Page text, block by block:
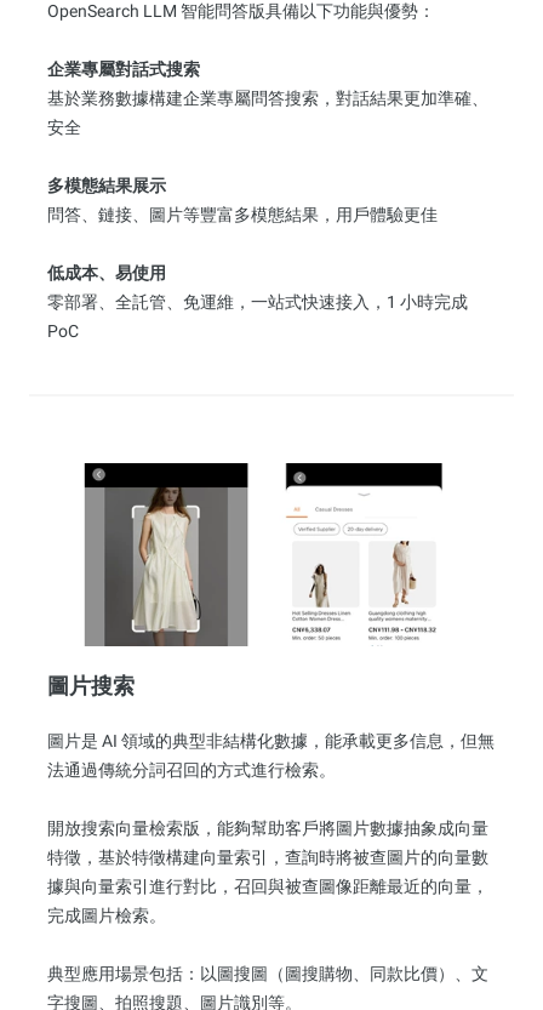
OpenSearch LLM 智能問答版具備以下功能與優勢：
企業專屬對話式搜索
基於業務數據構建企業專屬問答搜索，對話結果更加準確、
安全
多模態結果展示
問答、鏈接、圖片等豐富多模態結果，用戶體驗更佳
低成本、易使用
零部署、全託管、免運維，一站式快速接入，1 小時完成
PoC
圖片搜索
圖片是 AI 領域的典型非結構化數據，能承載更多信息，但無
法通過傳統分詞召回的方式進行檢索。
開放搜索向量檢索版，能夠幫助客戶將圖片數據抽象成向量
特徵，基於特徵構建向量索引，查詢時將被查圖片的向量數
據與向量索引進行對比，召回與被查圖像距離最近的向量，
完成圖片檢索。
典型應用場景包括：以圖搜圖（圖搜購物、同款比價）、文
字搜圖、拍照搜題、圖片識別等。